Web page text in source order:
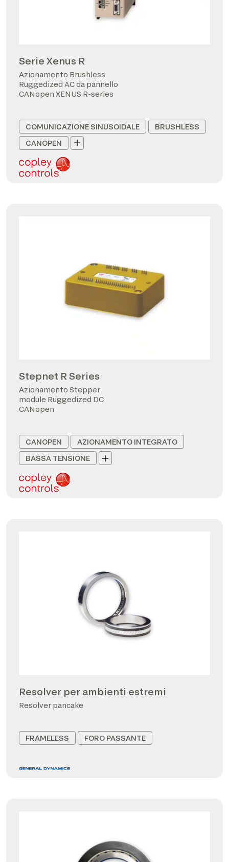
Serie Xenus R
Azionamento Brushless
Ruggedized AC da pannello
CANopen XENUS R-series
COMUNICAZIONE SINUSOIDALE
BRUSHLESS
CANOPEN
Stepnet R Series
Azionamento Stepper
module Ruggedized DC
CANopen
CANOPEN
AZIONAMENTO INTEGRATO
BASSA TENSIONE
Resolver per ambienti estremi
Resolver pancake
FRAMELESS FORO PASSANTE